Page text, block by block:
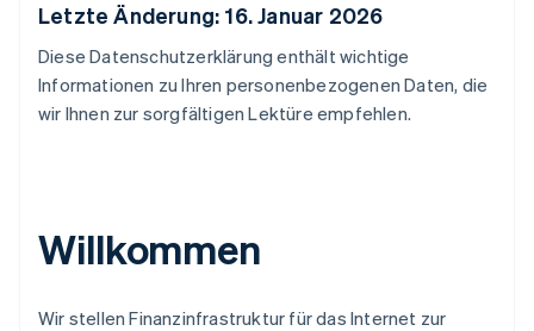
Letzte Änderung: 16. Januar 2026
Diese Datenschutzerklärung enthält wichtige
Informationen zu Ihren personenbezogenen Daten, die
wir Ihnen zur sorgfältigen Lektüre empfehlen.
Willkommen
Wir stellen Finanzinfrastruktur für das Internet zur